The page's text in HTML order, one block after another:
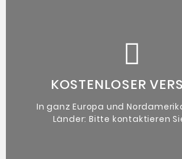
KOSTENLOSER
In ganz Europa und
Länder: Bitte kontaktieren
Originales